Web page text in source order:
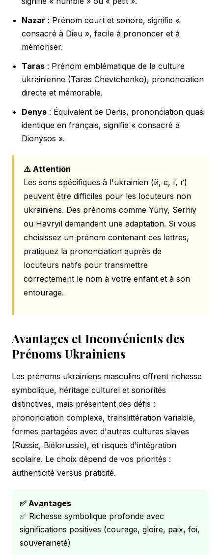
Nazar : Prénom court et sonore, signifie «
consacré à Dieu », facile à prononcer et à
mémoriser.
Taras : Prénom emblématique de la culture
ukrainienne (Taras Chevtchenko), prononciation
directe et mémorable.
Denys : Équivalent de Denis, prononciation quasi
identique en français, signifie « consacré à
Dionysos ».
⚠️ Attention
Les sons spécifiques à l'ukrainien (й, є, ї, ґ)
peuvent être difficiles pour les locuteurs non
ukrainiens. Des prénoms comme Yuriy, Serhiy
ou Havryil demandent une adaptation. Si vous
choisissez un prénom contenant ces lettres,
pratiquez la prononciation auprès de
locuteurs natifs pour transmettre
correctement le nom à votre enfant et à son
entourage.
Avantages et Inconvénients des
Prénoms Ukrainiens
Les prénoms ukrainiens masculins offrent richesse
symbolique, héritage culturel et sonorités
distinctives, mais présentent des défis :
prononciation complexe, translittération variable,
formes partagées avec d'autres cultures slaves
(Russie, Biélorussie), et risques d'intégration
scolaire. Le choix dépend de vos priorités :
authenticité versus praticité.
✅ Avantages
✅ Richesse symbolique profonde avec
significations positives (courage, gloire, paix, foi,
souveraineté)